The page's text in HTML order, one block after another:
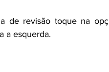
de revisão toque na
a esquerda.